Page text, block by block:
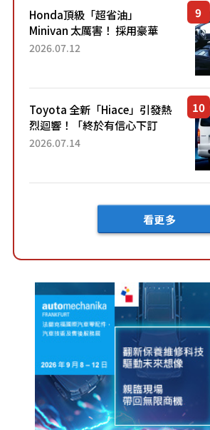
Honda頂級「超省油」
Minivan 太厲害！ 採用豪華
「真皮座椅」與專屬「黑色內
「三...
2026.07.12
Toyota 全新「Hiace」引發熱
烈迴響！「終於有信心下訂
了！」「哪個等級交車最
車？...
2026.07.14
看更多